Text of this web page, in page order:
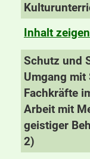
Inhalt zeigen
Schutz und
Umgang
Fachkräfte
Arbeit mit
geistiger
2)